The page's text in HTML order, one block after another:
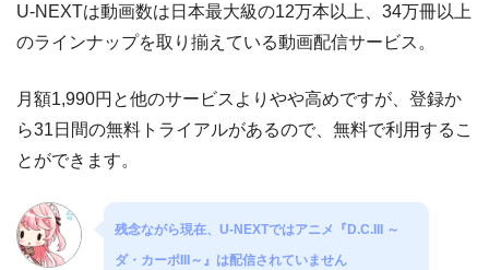
U-NEXTは動画数は日本最大級の12万本以上、34万冊以上
のラインナップを取り揃えている動画配信サービス。
月額1,990円と他のサービスよりやや高めですが、登録か
ら31日間の無料トライアルがあるので、無料で利用するこ
とができます。
残念ながら現在、U-NEXTではアニメ『D.C.III ～
ダ・カーポIII～』は配信されていません